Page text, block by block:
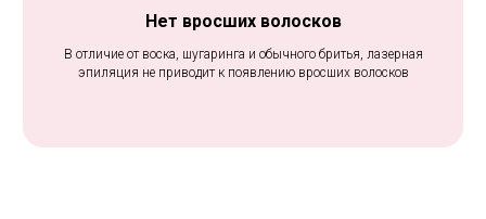
Нет вросших волосков
В отличие от воска, шугаринга и обычного бритья, лазерная
эпиляция не приводит к появлению вросших волосков